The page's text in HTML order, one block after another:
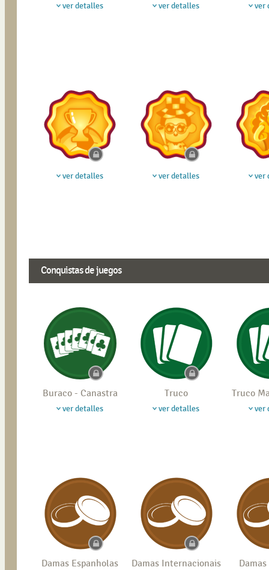
ver detalles ver detalles ver
ver detalles ver detalles ver
Conquistas de juegos
Buraco - Canastra
ver detalles
Truco
ver detalles
Truco
ver
Damas Espanholas Damas Internacionais